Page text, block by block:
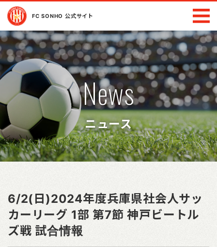
FC SONHO 公式サイト
News
ニュース
6/2(日)2024年度兵庫県社会人サッ
カーリーグ 1部 第7節 神戸ビートル
ズ戦 試合情報